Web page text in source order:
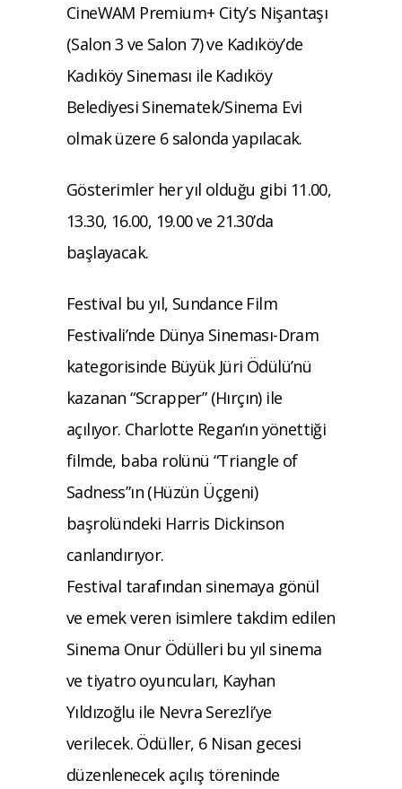
CineWAM Premium+ City’s Nişantaşı
(Salon 3 ve Salon 7) ve Kadıköy’de
Kadıköy Sineması ile Kadıköy
Belediyesi Sinematek/Sinema Evi
olmak üzere 6 salonda yapılacak.
Gösterimler her yıl olduğu gibi 11.00,
13.30, 16.00, 19.00 ve 21.30’da
başlayacak.
Festival bu yıl, Sundance Film
Festivali’nde Dünya Sineması-Dram
kategorisinde Büyük Jüri Ödülü’nü
kazanan “Scrapper” (Hırçın) ile
açılıyor. Charlotte Regan’ın yönettiği
filmde, baba rolünü “Triangle of
Sadness”ın (Hüzün Üçgeni)
başrolündeki Harris Dickinson
canlandırıyor.
Festival tarafından sinemaya gönül
ve emek veren isimlere takdim edilen
Sinema Onur Ödülleri bu yıl sinema
ve tiyatro oyuncuları, Kayhan
Yıldızoğlu ile Nevra Serezli’ye
verilecek. Ödüller, 6 Nisan gecesi
düzenlenecek açılış töreninde